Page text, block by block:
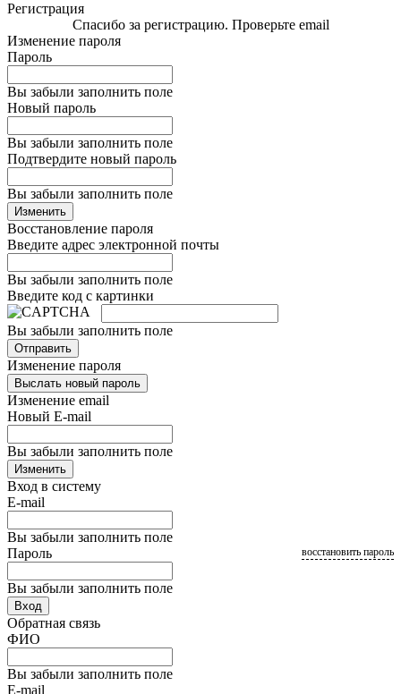
Регистрация
Спасибо за регистрацию. Проверьте email
Изменение пароля
Пароль
Вы забыли заполнить поле
Новый пароль
Вы забыли заполнить поле
Подтвердите новый пароль
Вы забыли заполнить поле
Изменить
Восстановление пароля
Введите адрес электронной почты
Вы забыли заполнить поле
Введите код с картинки
Вы забыли заполнить поле
Отправить
Изменение пароля
Выслать новый пароль
Изменение email
Новый E-mail
Вы забыли заполнить поле
Изменить
Вход в систему
E-mail
Вы забыли заполнить поле
Пароль
Вы забыли заполнить поле
восстановить пароль
Вход
Обратная связь
ФИО
Вы забыли заполнить поле
E-mail